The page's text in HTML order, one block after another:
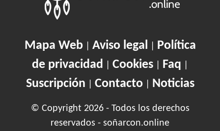
Mapa Web| Aviso legal
Política
de privacidad
Cookies Faq
Suscripción Contacto| Noticias
© Copyright 2026 - Todos los derechos
reservados - soñarcon.online